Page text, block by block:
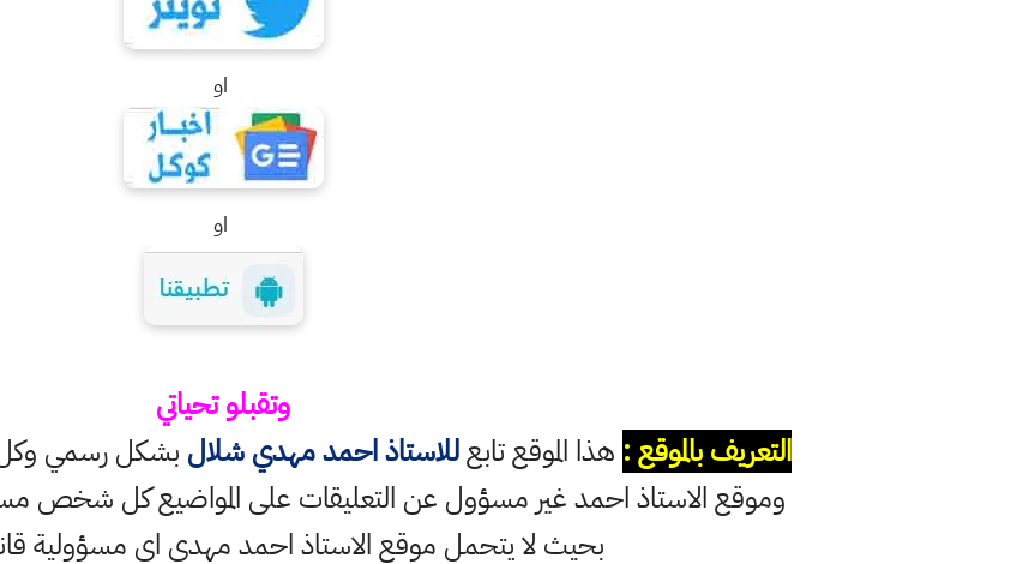
او
او
وتقبلو تحياتي
التعريف بالموقع : هذا الموقع تابعللاستاذ احمد مهدي شلال بشكل رسمي وكل
وموقع الاستاذ احمد غير مسؤول عن التعليقات على المواضيع كل شخص
بحيث لا يتحمل موقع الاستاذ احمد مهدي اي مسؤولية